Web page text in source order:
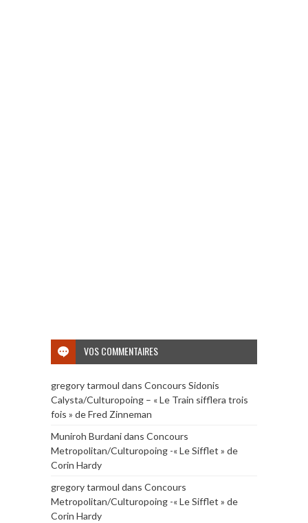
VOS COMMENTAIRES
gregory tarmoul dans Concours Sidonis
Calysta/Culturopoing – « Le Train sifflera trois
fois » de Fred Zinneman
Muniroh Burdanidans Concours
Metropolitan/Culturopoing -« Le Sifflet » de
Corin Hardy
gregory tarmoul dans Concours
Metropolitan/Culturopoing -« Le Sifflet » de
Corin Hardy